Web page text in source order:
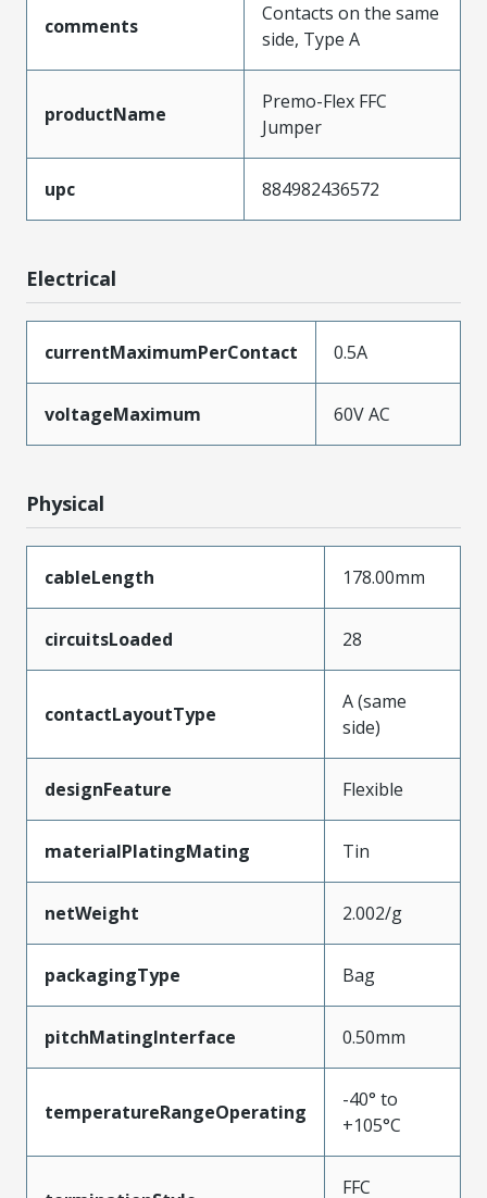
comments
Contacts on the same
side, Type A
productName
Premo-Flex FFC
Jumper
upc 884982436572
Electrical
currentMaximumPerContact 0.5A
voltageMaximum 60V AC
Physical
cableLength 178.00mm
circuitsLoaded 28
contactLayoutType
A (same
side)
designFeature Flexible
materialPlatingMating Tin
netWeight 2.002/g
packagingType Bag
pitchMatingInterface 0.50mm
temperatureRangeOperating
-40° to
+105°C
FFC